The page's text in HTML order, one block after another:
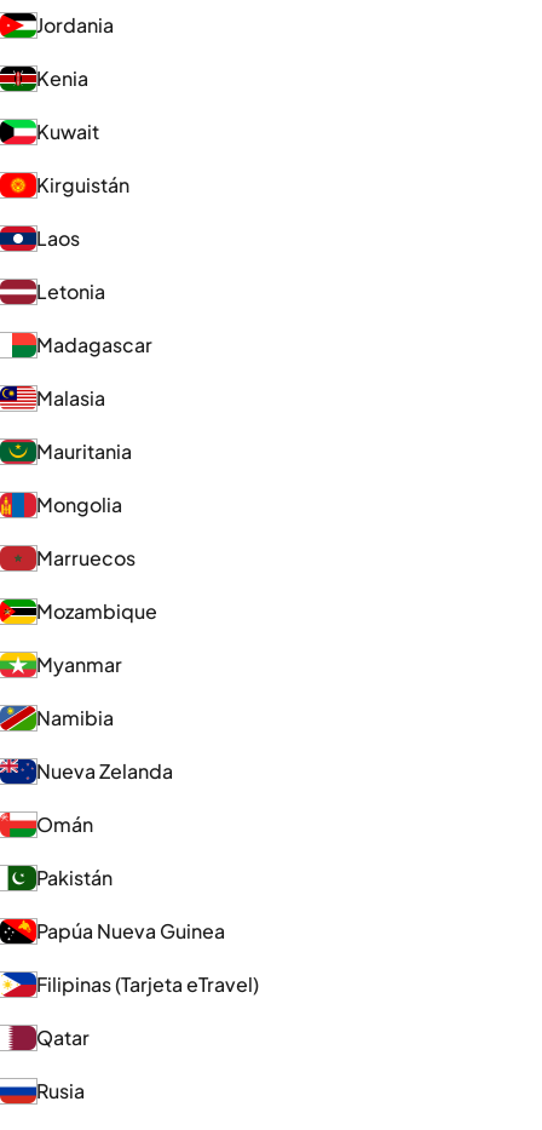
Jordania
Kenia
Kuwait
Kirguistán
Laos
Letonia
Madagascar
Malasia
Mauritania
Mongolia
Marruecos
Mozambique
Myanmar
Namibia
Nueva Zelanda
Omán
Pakistán
Papúa Nueva Guinea
Filipinas (Tarjeta eTravel)
Qatar
Rusia